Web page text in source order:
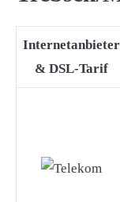
Internetanbieter
& DSL-Tarif